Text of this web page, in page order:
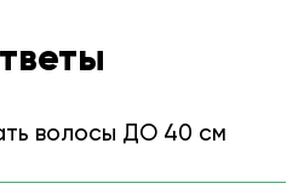
волосы ДО 40 см